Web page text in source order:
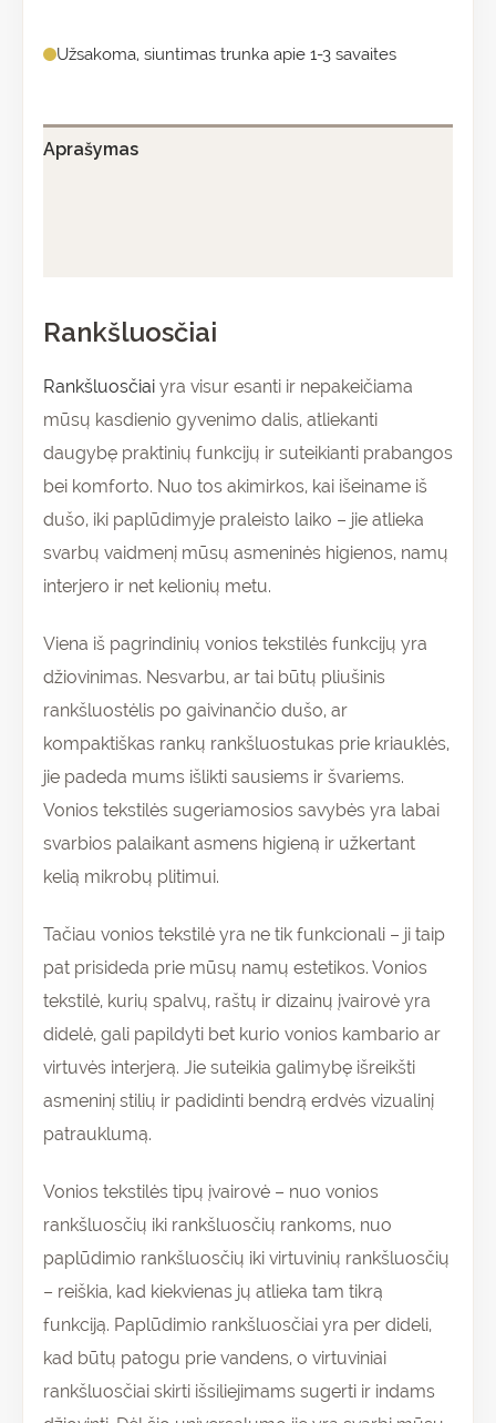
Užsakoma, siuntimas trunka apie 1-3 savaites
Aprašymas
Rankšluosčiai
Rankšluosčiai yra visur esanti ir nepakeičiama
mūsų kasdienio gyvenimo dalis, atliekanti
daugybę praktinių funkcijų ir suteikianti prabangos
bei komforto. Nuo tos akimirkos, kai išeiname iš
dušo, iki paplūdimyje praleisto laiko – jie atlieka
svarbų vaidmenį mūsų asmeninės higienos, namų
interjero ir net kelionių metu.
Viena iš pagrindinių vonios tekstilės funkcijų yra
džiovinimas. Nesvarbu, ar tai būtų pliušinis
rankšluostėlis po gaivinančio dušo, ar
kompaktiškas rankų rankšluostukas prie kriauklės,
jie padeda mums išlikti sausiems ir švariems.
Vonios tekstilės sugeriamosios savybės yra labai
svarbios palaikant asmens higieną ir užkertant
kelią mikrobų plitimui.
Tačiau vonios tekstilė yra ne tik funkcionali – ji taip
pat prisideda prie mūsų namų estetikos. Vonios
tekstilė, kurių spalvų, raštų ir dizainų įvairovė yra
didelė, gali papildyti bet kurio vonios kambario ar
virtuvės interjerą. Jie suteikia galimybę išreikšti
asmeninį stilių ir padidinti bendrą erdvės vizualinį
patrauklumą.
Vonios tekstilės tipų įvairovė – nuo vonios
rankšluosčių iki rankšluosčių rankoms, nuo
paplūdimio rankšluosčių iki virtuvinių rankšluosčių
– reiškia, kad kiekvienas jų atlieka tam tikrą
funkciją. Paplūdimio rankšluosčiai yra per dideli,
kad būtų patogu prie vandens, o virtuviniai
rankšluosčiai skirti išsiliejimams sugerti ir indams